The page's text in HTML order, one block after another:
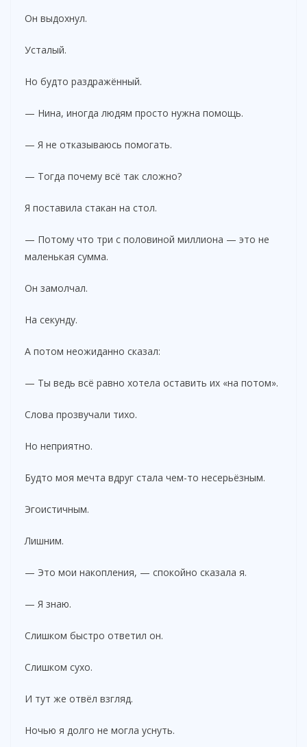
Он выдохнул.
Усталый.
Но будто раздражённый.
— Нина, иногда людям просто нужна помощь.
— Я не отказываюсь помогать.
— Тогда почему всё так сложно?
Я поставила стакан на стол.
— Потому что три с половиной миллиона — это не
маленькая сумма.
Он замолчал.
На секунду.
А потом неожиданно сказал:
— Ты ведь всё равно хотела оставить их «на потом».
Слова прозвучали тихо.
Но неприятно.
Будто моя мечта вдруг стала чем-то несерьёзным.
Эгоистичным.
Лишним.
— Это мои накопления, — спокойно сказала я.
— Я знаю.
Слишком быстро ответил он.
Слишком сухо.
И тут же отвёл взгляд.
Ночью я долго не могла уснуть.